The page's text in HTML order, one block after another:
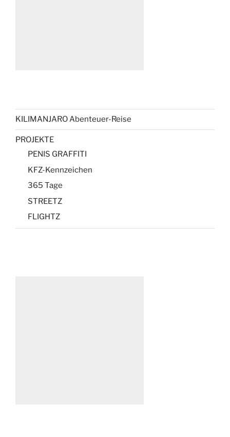
KILIMANJARO Abenteuer-Reise
PROJEKTE
PENIS GRAFFITI
KFZ-Kennzeichen
365 Tage
STREETZ
FLIGHTZ